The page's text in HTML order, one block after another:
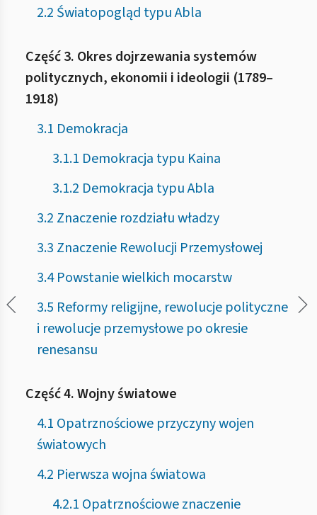
2.2 Światopogląd typu Abla
Część 3. Okres dojrzewania systemów
politycznych, ekonomii i ideologii (1789–
1918)
3.1 Demokracja
3.1.1 Demokracja typu Kaina
3.1.2 Demokracja typu Abla
3.2 Znaczenie rozdziału władzy
3.3 Znaczenie Rewolucji Przemysłowej
3.4 Powstanie wielkich mocarstw
3.5 Reformy religijne, rewolucje polityczne
i rewolucje przemysłowe po okresie
renesansu
Część 4. Wojny światowe
4.1 Opatrznościowe przyczyny wojen
światowych
4.2 Pierwsza wojna światowa
4.2.1 Opatrznościowe znaczenie